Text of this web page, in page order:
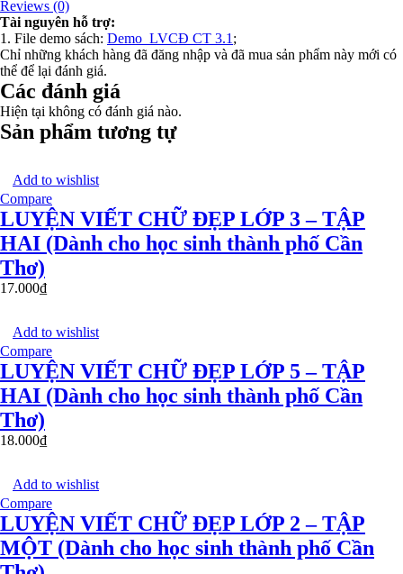
Reviews (0)
Tài nguyên hỗ trợ:
1. File demo sách: Demo_LVCĐ CT 3.1 ;
Chỉ những khách hàng đã đăng nhập và đã mua sản phẩm này mới có
thể để lại đánh giá.
Các đánh giá
Hiện tại không có đánh giá nào.
Sản phẩm tương tự
Add to wishlist
Compare
LUYỆN VIẾT CHỮ ĐẸP LỚP 3 – TẬP
HAI (Dành cho học sinh thành phố Cần
Thơ)
17.000₫
Add to wishlist
Compare
LUYỆN VIẾT CHỮ ĐẸP LỚP 5 – TẬP
HAI (Dành cho học sinh thành phố Cần
Thơ)
18.000₫
Add to wishlist
Compare
LUYỆN VIẾT CHỮ ĐẸP LỚP 2 – TẬP
MỘT (Dành cho học sinh thành phố Cần